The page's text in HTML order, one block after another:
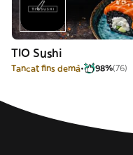
TIO Sushi
Tancat fins demà 98%(76)